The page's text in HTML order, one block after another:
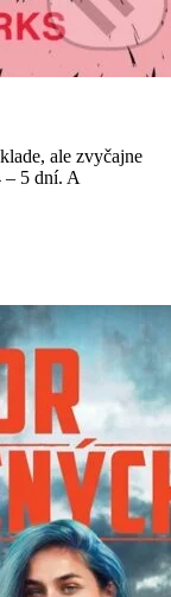
ale zvyčajne
– 5 dní. A